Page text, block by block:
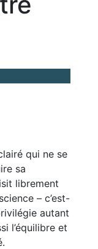
qui ne se
sa
librement
– c’est-
autant
l’équilibre et